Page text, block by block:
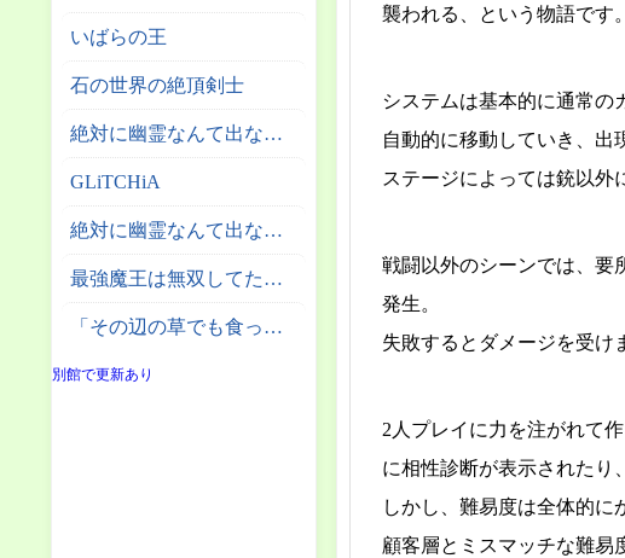
いばらの王
石の世界の絶頂剣士
絶対に幽霊なんて出ないサーカス団
GLiTCHiA
絶対に幽霊なんて出ない高層エレベーター
最強魔王は無双してたのに ～女体化解除のカギは人助けの旅でした～
「その辺の草でも食っとけ」と追放された無能スキル【植物食い】持ち転生者、エルフの里で幻の植物を食べて無双する
別館で更新あり
襲われる、という物語です。
システムは基本的に通常の
自動的に移動していき、出
ステージによっては銃以外
戦闘以外のシーンでは、要
発生。
失敗するとダメージを受け
2人プレイに力を注がれて
に相性診断が表示されたり
しかし、難易度は全体的に
顧客層とミスマッチな難易